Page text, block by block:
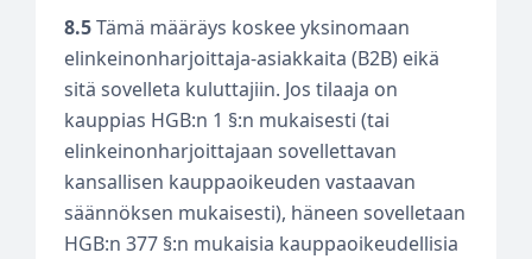
8.5Tämä määräys koskee yksinomaan
elinkeinonharjoittaja-asiakkaita (B2B) eikä
sitä sovelleta kuluttajiin. Jos tilaaja on
kauppias HGB:n 1 §:n mukaisesti (tai
elinkeinonharjoittajaan sovellettavan
kansallisen kauppaoikeuden vastaavan
säännöksen mukaisesti), häneen sovelletaan
HGB:n 377 §:n mukaisia kauppaoikeudellisia